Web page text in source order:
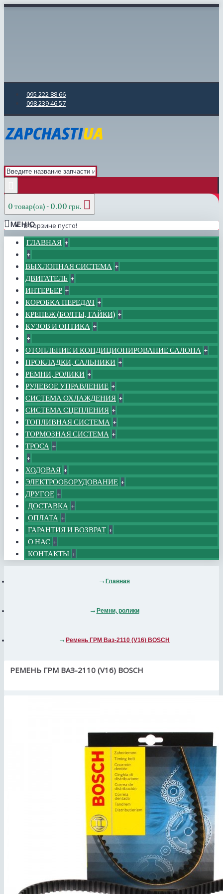
095 222 88 66
098 239 46 57
0 товар(ов) - 0.00 грн.
В корзине пусто!
МЕНЮ
ГЛАВНАЯ +
+
ВЫХЛОПНАЯ СИСТЕМА +
ДВИГАТЕЛЬ +
ИНТЕРЬЕР +
КОРОБКА ПЕРЕДАЧ +
КРЕПЕЖ (БОЛТЫ, ГАЙКИ) +
КУЗОВ И ОПТИКА +
+
ОТОПЛЕНИЕ И КОНДИЦИОНИРОВАНИЕ САЛОНА +
ПРОКЛАДКИ, САЛЬНИКИ +
РЕМНИ, РОЛИКИ +
РУЛЕВОЕ УПРАВЛЕНИЕ +
СИСТЕМА ОХЛАЖДЕНИЯ +
СИСТЕМА СЦЕПЛЕНИЯ +
ТОПЛИВНАЯ СИСТЕМА +
ТОРМОЗНАЯ СИСТЕМА +
ТРОСА +
+
ХОДОВАЯ +
ЭЛЕКТРООБОРУДОВАНИЕ +
ДРУГОЕ +
ДОСТАВКА +
ОПЛАТА +
ГАРАНТИЯ И ВОЗВРАТ +
О НАС +
КОНТАКТЫ +
Главная
Ремни, ролики
Ремень ГРМ Ваз-2110 (V16) BOSCH
РЕМЕНЬ ГРМ ВАЗ-2110 (V16) BOSCH